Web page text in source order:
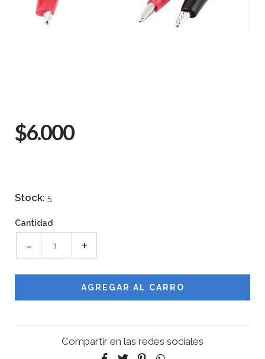
$6.000
Stock: 5
Cantidad
- +
Compartir en las redes sociales